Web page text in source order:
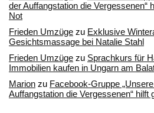
der Auffangstation die Vergessenen“
Not
Frieden Umzüge zu Exklusive
Gesichtsmassage bei Natalie Stahl
Frieden Umzüge zu Sprachkurs für
Immobilien kaufen in Ungarn am
Marion zu Facebook-Gruppe
Auffangstation die Vergessenen“ hilft